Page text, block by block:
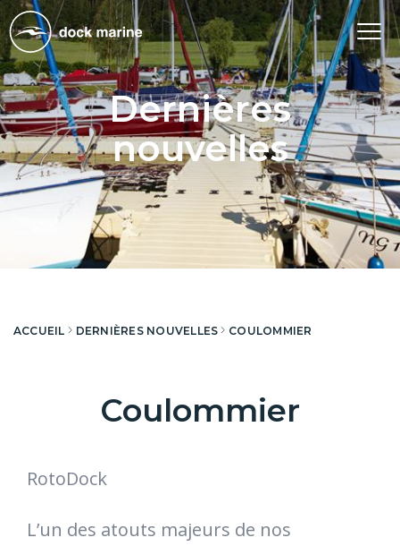
Dernières
nouvelles
ACCUEIL DERNIÈRES NOUVELLES COULOMMIER
Coulommier
RotoDock
L’un des atouts majeurs de nos